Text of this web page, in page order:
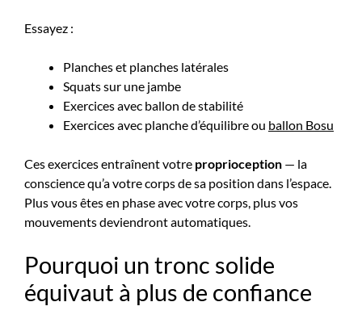
Essayez :
Planches et planches latérales
Squats sur une jambe
Exercices avec ballon de stabilité
Exercices avec planche d’équilibre ou ballon Bosu
Ces exercices entraînent votre proprioception — la
conscience qu’a votre corps de sa position dans l’espace.
Plus vous êtes en phase avec votre corps, plus vos
mouvements deviendront automatiques.
Pourquoi un tronc solide
équivaut à plus de confiance